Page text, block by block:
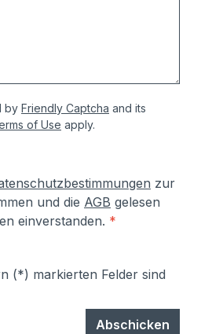
by Friendly Captcha and its
of Use apply.
zur
und die AGB gelesen
einverstanden. *
(*) markierten Felder sind
Abschicken